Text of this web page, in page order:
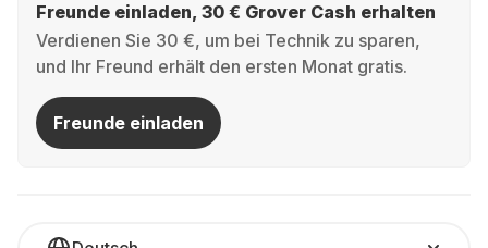
Freunde einladen, 30 € Grover Cash erhalten
Verdienen Sie 30 €, um bei Technik zu sparen,
und Ihr Freund erhält den ersten Monat gratis.
Freunde einladen